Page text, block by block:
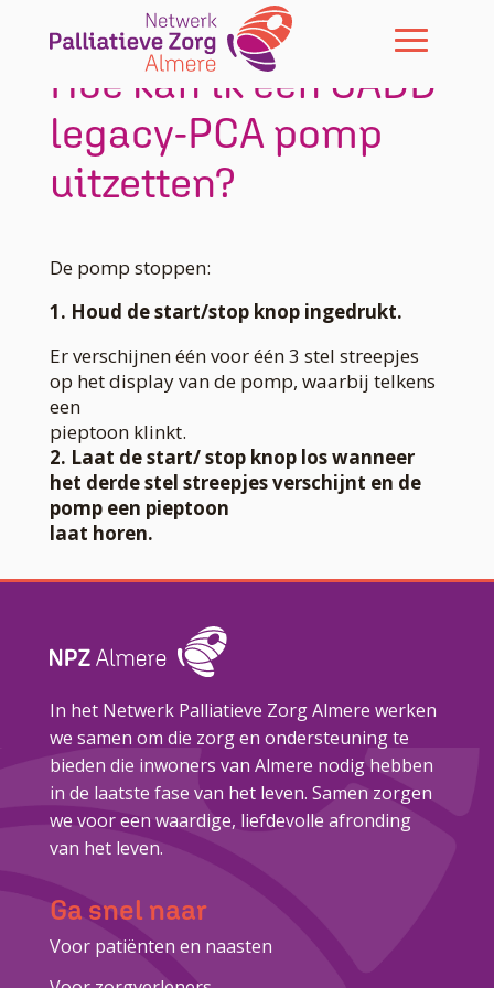
Skip To Content
Hoe kan ik een CADD
legacy-PCA pomp
uitzetten?
De pomp stoppen:
1. Houd de start/stop knop ingedrukt.
Er verschijnen één voor één 3 stel streepjes
op het display van de pomp, waarbij telkens
een
pieptoon klinkt.
2. Laat de start/ stop knop los wanneer
het derde stel streepjes verschijnt en de
pomp een pieptoon
laat horen.
In het Netwerk Palliatieve Zorg Almere werken
we samen om die zorg en ondersteuning te
bieden die inwoners van Almere nodig hebben
in de laatste fase van het leven. Samen zorgen
we voor een waardige, liefdevolle afronding
van het leven.
Ga snel naar
Voor patiënten en naasten